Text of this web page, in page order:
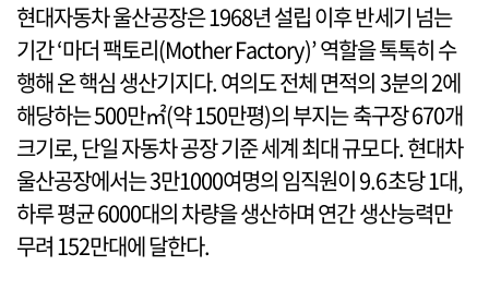
현대자동차 울산공장은 1968년 설립 이후 반세기 넘는
기간 ‘마더 팩토리(Mother Factory)’ 역할을 톡톡히 수
행해 온 핵심 생산기지다. 여의도 전체 면적의 3분의 2에
해당하는 500만㎡(약 150만평)의 부지는 축구장 670개
크기로, 단일 자동차 공장 기준 세계 최대 규모다. 현대차
울산공장에서는 3만1000여명의 임직원이 9.6초당 1대,
하루 평균 6000대의 차량을 생산하며 연간 생산능력만
무려 152만대에 달한다.